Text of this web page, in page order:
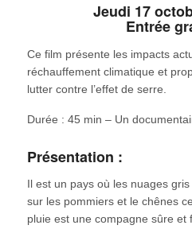
Jeudi 17
Entrée
Ce film présente les impacts
réchauffement climatique et
lutter contre l’effet de serre.
Durée : 45 min – Un
Présentation :
Il est un pays où les nuages
sur les pommiers et le chênes
pluie est une compagne sûre et